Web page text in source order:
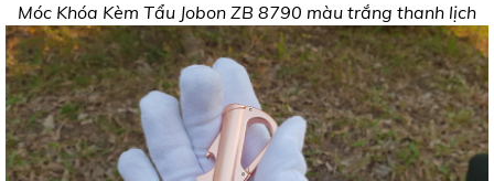
Móc Khóa Kèm Tẩu Jobon ZB 8790 màu trắng thanh lịch